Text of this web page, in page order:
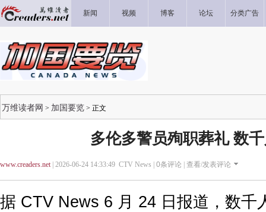
新闻 视频 博客 论坛 分类广告
万维读者网 > 加国要览 > 正文
多伦多警员殉职葬礼 数
www.creaders.net| 2026-06-24 14:33:49 CTV News | 0条评论 | 查看/发表评论
据 CTV News 6 月 24 日报道，数千